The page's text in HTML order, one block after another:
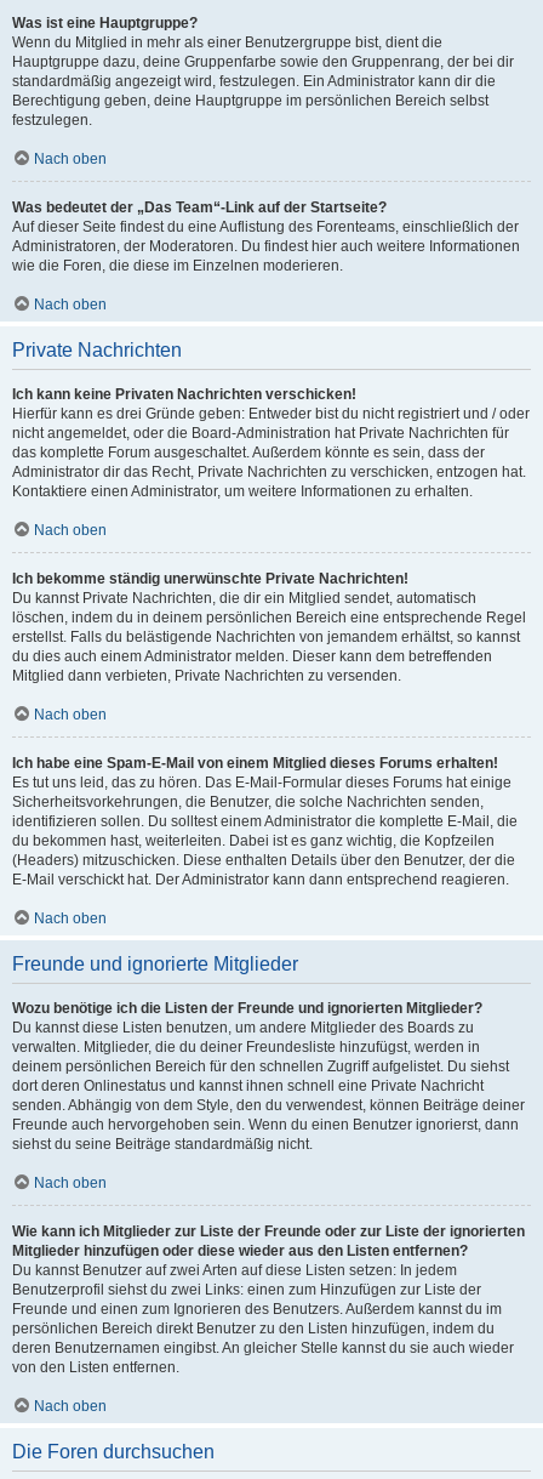
Was ist eine Hauptgruppe?
Wenn du Mitglied in mehr als einer Benutzergruppe bist, dient die
Hauptgruppe dazu, deine Gruppenfarbe sowie den Gruppenrang, der bei dir
standardmäßig angezeigt wird, festzulegen. Ein Administrator kann dir die
Berechtigung geben, deine Hauptgruppe im persönlichen Bereich selbst
festzulegen.
Nach oben
Was bedeutet der „Das Team“-Link auf der Startseite?
Auf dieser Seite findest du eine Auflistung des Forenteams, einschließlich der
Administratoren, der Moderatoren. Du findest hier auch weitere Informationen
wie die Foren, die diese im Einzelnen moderieren.
Nach oben
Private Nachrichten
Ich kann keine Privaten Nachrichten verschicken!
Hierfür kann es drei Gründe geben: Entweder bist du nicht registriert und / oder
nicht angemeldet, oder die Board-Administration hat Private Nachrichten für
das komplette Forum ausgeschaltet. Außerdem könnte es sein, dass der
Administrator dir das Recht, Private Nachrichten zu verschicken, entzogen hat.
Kontaktiere einen Administrator, um weitere Informationen zu erhalten.
Nach oben
Ich bekomme ständig unerwünschte Private Nachrichten!
Du kannst Private Nachrichten, die dir ein Mitglied sendet, automatisch
löschen, indem du in deinem persönlichen Bereich eine entsprechende Regel
erstellst. Falls du belästigende Nachrichten von jemandem erhältst, so kannst
du dies auch einem Administrator melden. Dieser kann dem betreffenden
Mitglied dann verbieten, Private Nachrichten zu versenden.
Nach oben
Ich habe eine Spam-E-Mail von einem Mitglied dieses Forums erhalten!
Es tut uns leid, das zu hören. Das E-Mail-Formular dieses Forums hat einige
Sicherheitsvorkehrungen, die Benutzer, die solche Nachrichten senden,
identifizieren sollen. Du solltest einem Administrator die komplette E-Mail, die
du bekommen hast, weiterleiten. Dabei ist es ganz wichtig, die Kopfzeilen
(Headers) mitzuschicken. Diese enthalten Details über den Benutzer, der die
E-Mail verschickt hat. Der Administrator kann dann entsprechend reagieren.
Nach oben
Freunde und ignorierte Mitglieder
Wozu benötige ich die Listen der Freunde und ignorierten Mitglieder?
Du kannst diese Listen benutzen, um andere Mitglieder des Boards zu
verwalten. Mitglieder, die du deiner Freundesliste hinzufügst, werden in
deinem persönlichen Bereich für den schnellen Zugriff aufgelistet. Du siehst
dort deren Onlinestatus und kannst ihnen schnell eine Private Nachricht
senden. Abhängig von dem Style, den du verwendest, können Beiträge deiner
Freunde auch hervorgehoben sein. Wenn du einen Benutzer ignorierst, dann
siehst du seine Beiträge standardmäßig nicht.
Nach oben
Wie kann ich Mitglieder zur Liste der Freunde oder zur Liste der ignorierten
Mitglieder hinzufügen oder diese wieder aus den Listen entfernen?
Du kannst Benutzer auf zwei Arten auf diese Listen setzen: In jedem
Benutzerprofil siehst du zwei Links: einen zum Hinzufügen zur Liste der
Freunde und einen zum Ignorieren des Benutzers. Außerdem kannst du im
persönlichen Bereich direkt Benutzer zu den Listen hinzufügen, indem du
deren Benutzernamen eingibst. An gleicher Stelle kannst du sie auch wieder
von den Listen entfernen.
Nach oben
Die Foren durchsuchen